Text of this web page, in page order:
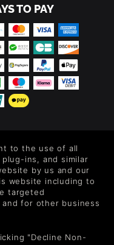
TO PAY
releases, sales,
marketing emails from
to the use of all
ins, and similar
by us and our
website including to
targeted
for other business
"Decline Non-